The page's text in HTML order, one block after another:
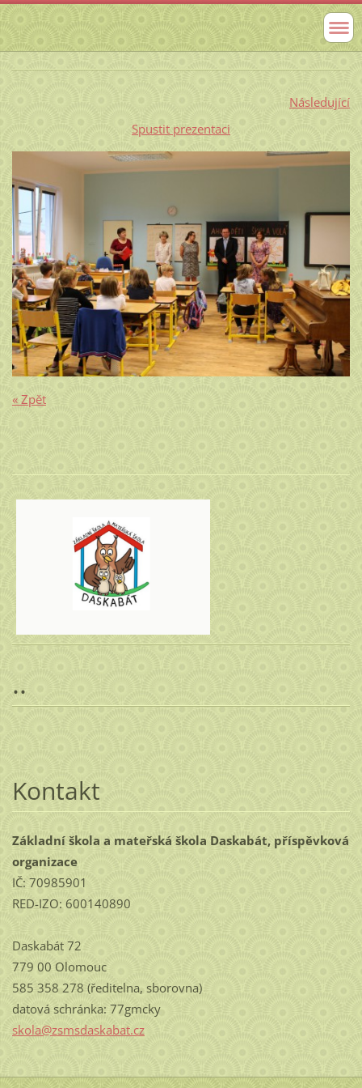
Následující
Spustit prezentaci
« Zpět
..
Kontakt
Základní škola a mateřská škola Daskabát, příspěvková
organizace
IČ: 70985901
RED-IZO: 600140890
Daskabát 72
779 00 Olomouc
585 358 278 (ředitelna, sborovna)
datová schránka: 77gmcky
skola@zsmsdaskabat.cz